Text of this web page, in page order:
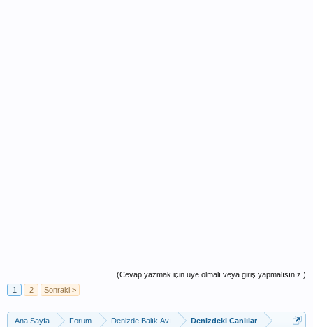
(Cevap yazmak için üye olmalı veya giriş yapmalısınız.)
1
2 Sonraki >
Ana Sayfa Forum Denizde Balık Avı Denizdeki Canlılar